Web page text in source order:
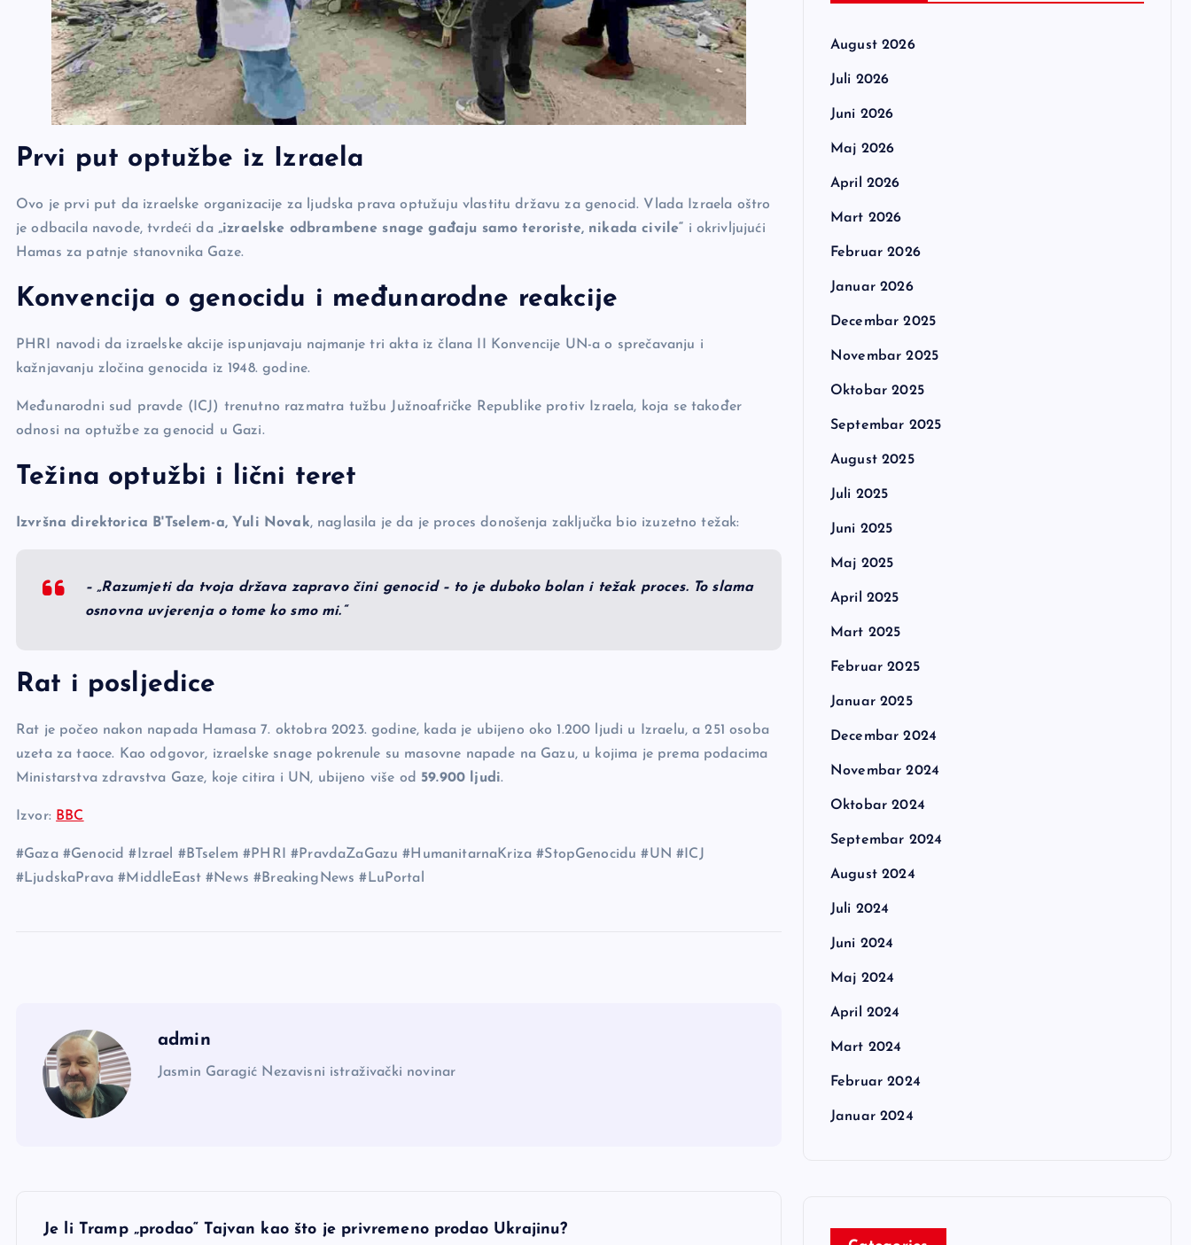
Prvi put optužbe iz Izraela
Ovo je prvi put da izraelske organizacije za ljudska prava optužuju vlastitu državu za genocid. Vlada Izraela oštro
je odbacila navode, tvrdeći da „izraelske odbrambene snage gađaju samo teroriste, nikada civile“ i okrivljujući
Hamas za patnje stanovnika Gaze.
Konvencija o genocidu i međunarodne reakcije
PHRI navodi da izraelske akcije ispunjavaju najmanje tri akta iz člana II Konvencije UN-a o sprečavanju i
kažnjavanju zločina genocida iz 1948. godine.
Međunarodni sud pravde (ICJ) trenutno razmatra tužbu Južnoafričke Republike protiv Izraela, koja se također
odnosi na optužbe za genocid u Gazi.
Težina optužbi i lični teret
Izvršna direktorica B'Tselem-a, Yuli Novak, naglasila je da je proces donošenja zaključka bio izuzetno težak:
– „Razumjeti da tvoja država zapravo čini genocid – to je duboko bolan i težak proces. To slama
osnovna uvjerenja o tome ko smo mi.“
Rat i posljedice
Rat je počeo nakon napada Hamasa 7. oktobra 2023. godine, kada je ubijeno oko 1.200 ljudi u Izraelu, a 251 osoba
uzeta za taoce. Kao odgovor, izraelske snage pokrenule su masovne napade na Gazu, u kojima je prema podacima
Ministarstva zdravstva Gaze, koje citira i UN, ubijeno više od 59.900 ljudi.
Izvor: BBC
#Gaza #Genocid #Izrael #BTselem #PHRI #PravdaZaGazu #HumanitarnaKriza #StopGenocidu #UN #ICJ
#LjudskaPrava #MiddleEast #News #BreakingNews #LuPortal
admin
Jasmin Garagić Nezavisni istraživački novinar
NJe li Tramp „prodao“ Tajvan kao što je privremeno prodao Ukrajinu?
August 2026
Juli 2026
Juni 2026
Maj 2026
April 2026
Mart 2026
Februar 2026
Januar 2026
Decembar 2025
Novembar 2025
Oktobar 2025
Septembar 2025
August 2025
Juli 2025
Juni 2025
Maj 2025
April 2025
Mart 2025
Februar 2025
Januar 2025
Decembar 2024
Novembar 2024
Oktobar 2024
Septembar 2024
August 2024
Juli 2024
Juni 2024
Maj 2024
April 2024
Mart 2024
Februar 2024
Januar 2024